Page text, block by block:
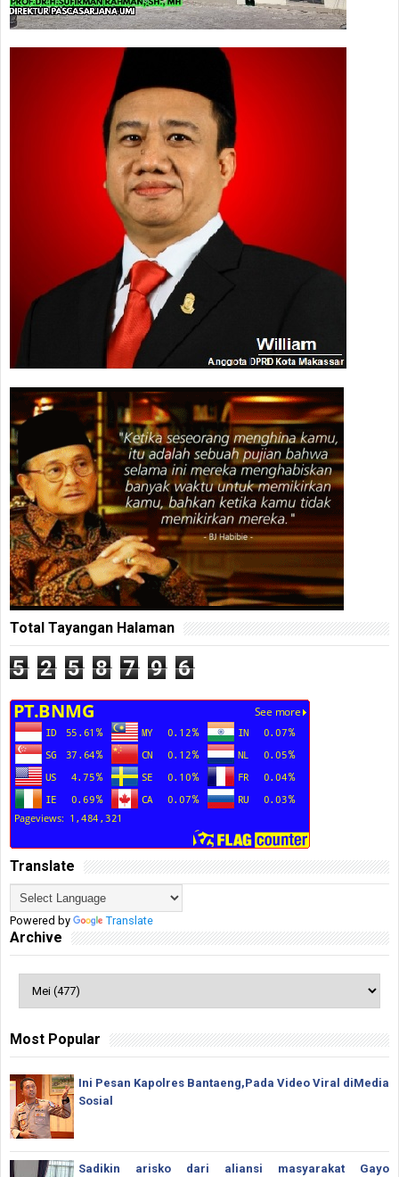
Total Tayangan Halaman
5 2 5 8 7 9 6
Translate
Powered by Translate
Archive
Most Popular
Ini Pesan Kapolres Bantaeng,Pada Video Viral diMedia
Sosial
Sadikin arisko dari aliansi masyarakat Gayo